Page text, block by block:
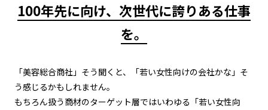
100年先に向け、次世代に誇りある仕事
を。
「美容総合商社」そう聞くと、「若い女性向けの会社かな」そ
う感じるかもしれません。
もちろん扱う商材のターゲット層ではいわゆる「若い女性向